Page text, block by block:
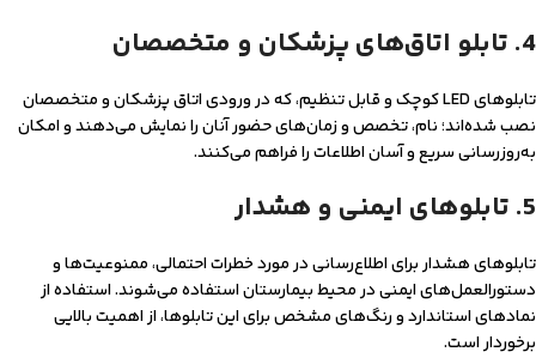
4. تابلو اتاق‌های پزشکان و متخصصان
تابلوهای LED کوچک و قابل تنظیم، که در ورودی اتاق پزشکان و متخصصان
نصب شده‌اند؛ نام، تخصص و زمان‌های حضور آنان را نمایش می‌دهند و امکان
به‌روزرسانی سریع و آسان اطلاعات را فراهم می‌کنند.
5. تابلوهای ایمنی و هشدار
تابلوهای هشدار برای اطلاع‌رسانی در مورد خطرات احتمالی، ممنوعیت‌ها و
دستورالعمل‌های ایمنی در محیط بیمارستان استفاده می‌شوند. استفاده از
نمادهای استاندارد و رنگ‌های مشخص برای این تابلوها، از اهمیت بالایی
برخوردار است.